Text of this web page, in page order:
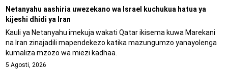
Netanyahu aashiria uwezekano wa Israel kuchukua hatua ya
kijeshi dhidi ya Iran
Kauli ya Netanyahu imekuja wakati Qatar ikisema kuwa Marekani
na Iran zinajadili mapendekezo katika mazungumzo yanayolenga
kumaliza mzozo wa miezi kadhaa.
5 Agosti, 2026